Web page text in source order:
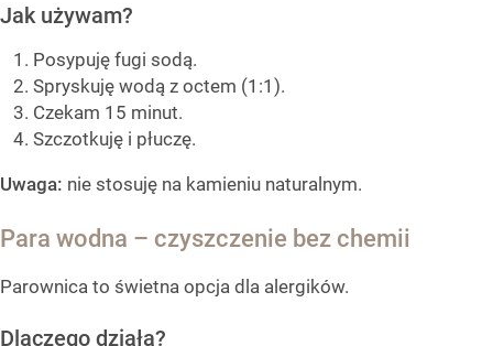
Jak używam?
Posypuję fugi sodą.
Spryskuję wodą z octem (1:1).
Czekam 15 minut.
Szczotkuję i płuczę.
Uwaga: nie stosuję na kamieniu naturalnym.
Para wodna – czyszczenie bez chemii
Parownica to świetna opcja dla alergików.
Dlaczego działa?